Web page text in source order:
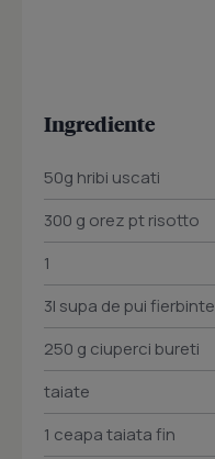
Ingrediente
50g hribi uscati
300 g orez pt risotto
1
3l supa de pui fierbinte
250 g ciuperci bureti
taiate
1 ceapa taiata fin